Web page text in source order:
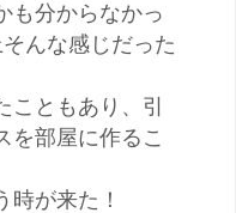
も分からなかっ
んな感じだった
ともあり、引
を部屋に作るこ
時が来た！